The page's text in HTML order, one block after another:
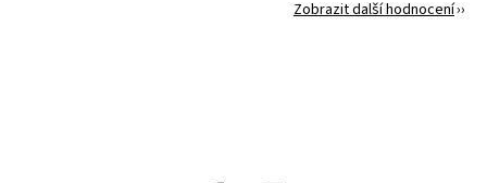
Zobrazit další hodnocení